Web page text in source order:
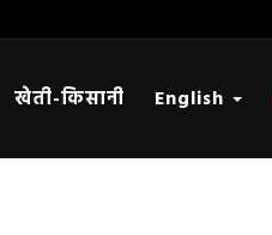
खेती-किसानी English